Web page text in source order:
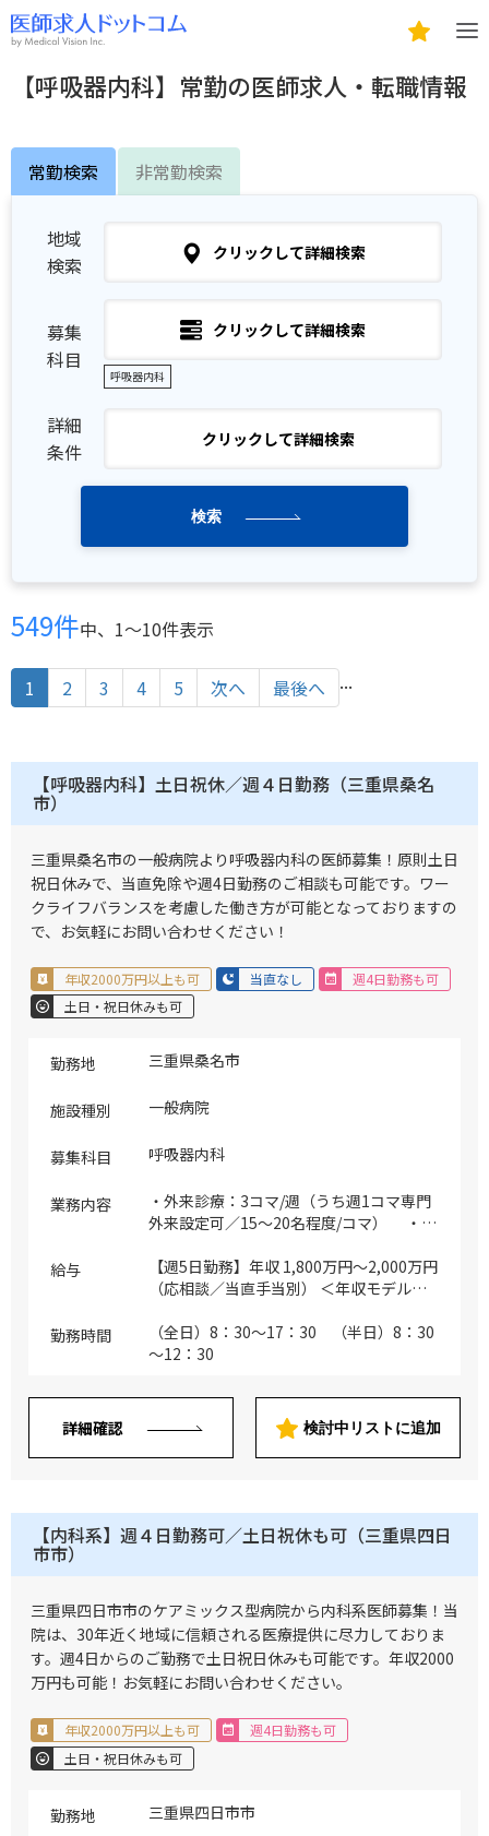
【呼吸器内科】常勤の医師求人・転職情報
常勤検索 非常勤検索
地域
検索
クリックして詳細検索
募集
科目
クリックして詳細検索
呼吸器内科
詳細
条件
クリックして詳細検索
検索
549件中、1〜10件表示
1 2 3 4 5 ...
次へ 最後へ
【呼吸器内科】土日祝休／週４日勤務（三重県桑名
市）
三重県桑名市の一般病院より呼吸器内科の医師募集！原則土日
祝日休みで、当直免除や週4日勤務のご相談も可能です。ワー
クライフバランスを考慮した働き方が可能となっておりますの
で、お気軽にお問い合わせください！
年収2000万円以上も可 当直なし
週4日勤務も可
土日・祝日休みも可
勤務地 三重県桑名市
施設種別 一般病院
募集科目 呼吸器内科
業務内容
・外来診療：3コマ/週（うち週1コマ専門
外来設定可／15～20名程度/コマ） ・病
回復リハ病棟患者） ・アレルギーにおけ
る舌下免疫療法 ・CPAP（可能な先生） ・
等） 【実施可能な検査・治療】 ・胸部画
像検査(CT、MRI3.0テスラ) ・呼吸機能検
吸器リハビリ ※主な対象疾患：気管支喘
息、慢性肺気腫、間質性肺炎などの慢性期
の管理から、急性増悪時の治療、COPD等
の在宅酸素療法、肺炎、肺真菌症などの呼
ー：富士通） ※PACS有（メーカー：EBM
ヘルスケア）
給与
【週5日勤務】年収 1,800万円～2,000万円
（応相談／当直手当別） ＜年収モデル＞
経験20年）年収 2,000万円 ※当該医師
のスキル（例：各専門医取得、対応範囲）
日勤務の場合、上記を案分して試算
勤務時間
（全日）8：30～17：30 （半日）8：30
～12：30
詳細確認 検討中リストに追加
【内科系】週４日勤務可／土日祝休も可（三重県四日
市市）
三重県四日市市のケアミックス型病院から内科系医師募集！当
院は、30年近く地域に信頼される医療提供に尽力しておりま
す。週4日からのご勤務で土日祝日休みも可能です。年収2000
万円も可能！お気軽にお問い合わせください。
年収2000万円以上も可
週4日勤務も可
土日・祝日休みも可
勤務地 三重県四日市市